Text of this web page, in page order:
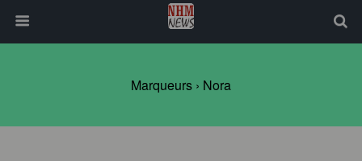
Marqueurs › Nora